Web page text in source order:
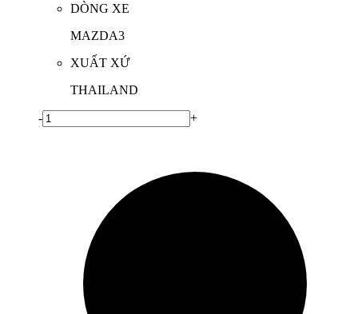
DÒNG XE
MAZDA3
XUẤT XỨ
THAILAND
- +